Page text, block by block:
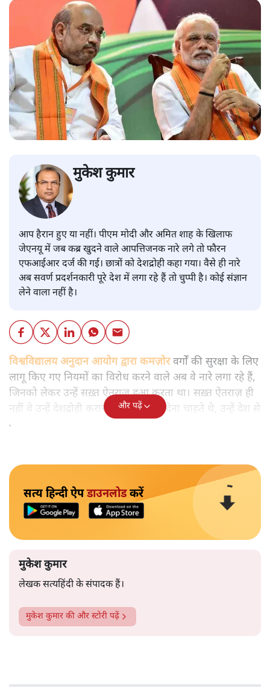
मुकेश कुमार
आप हैरान हुए या नहीं। पीएम मोदी और अमित शाह के खिलाफ
जेएनयू में जब कब्र खुदने वाले आपत्तिजनक नारे लगे तो फौरन
एफआईआर दर्ज की गई। छात्रों को देशद्रोही कहा गया। वैसे ही नारे
अब सवर्ण प्रदर्शनकारी पूरे देश में लगा रहे हैं तो चुप्पी है। कोई संज्ञान
लेने वाला नहीं है।
विश्वविद्यालय अनुदान आयोग द्वारा कमज़ोरवर्गों की सुरक्षा के लिए
लागू किए गए नियमों का विरोध करने वाले अब वे नारे लगा रहे हैं,
जिनको लेकर उन्हें सख़्त ऐतराज़ हुआ करता था। सख़्त ऐतराज़ ही
नहीं वे उन्हें देशद्रोही करार देकर जेल भेज देना चाहते थे, उन्हें देश से
बाहर चले जाने को कह रहे थे।
और पढ़ें
सत्य हिन्दी ऐपडाउनलोडकरें
मुकेश कुमार
लेखक सत्यहिंदी के संपादक हैं।
मुकेश कुमार की और स्टोरी पढ़ें